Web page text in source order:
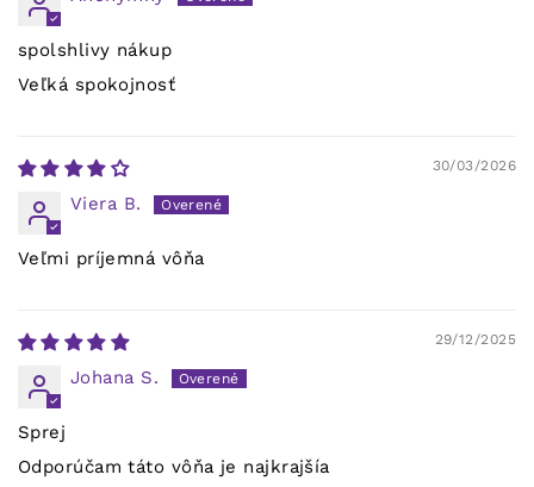
spolshlivy nákup
Veľká spokojnosť
30/03/2026
Viera B.
Veľmi príjemná vôňa
29/12/2025
Johana S.
Sprej
Odporúčam táto vôňa je najkrajšía